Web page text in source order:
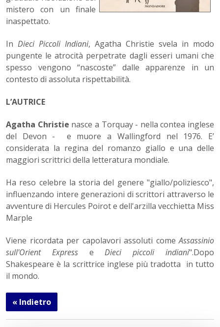
mistero con un finale
inaspettato.
In Dieci Piccoli Indiani, Agatha Christie svela in modo
pungente le atrocità perpetrate dagli esseri umani che
spesso vengono “nascoste” dalle apparenze in un
contesto di assoluta rispettabilità.
L’AUTRICE
Agatha Christie nasce a Torquay - nella contea inglese
del Devon - e muore a Wallingford nel 1976. E’
considerata la regina del romanzo giallo e una delle
maggiori scrittrici della letteratura mondiale.
Ha reso celebre la storia del genere "giallo/poliziesco",
influenzando intere generazioni di scrittori attraverso le
avventure di Hercules Poirot e dell'arzilla vecchietta Miss
Marple
Viene ricordata per capolavori assoluti comeAssassinio
sull'Orient ExpresseDieci piccoli indiani".Dopo
Shakespeare è la scrittrice inglese più tradotta in tutto
il mondo.
« Indietro